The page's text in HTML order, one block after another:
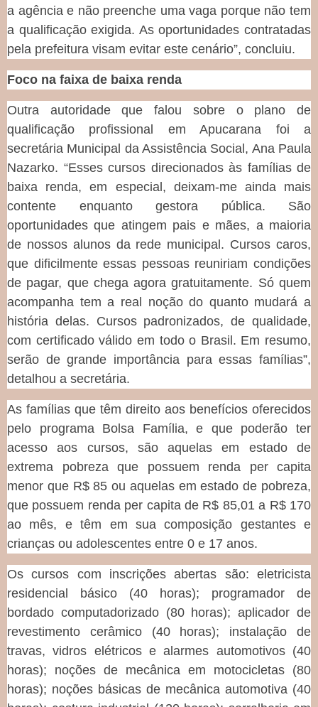
a agência e não preenche uma vaga porque não tem
a qualificação exigida. As oportunidades contratadas
pela prefeitura visam evitar este cenário”, concluiu.
Foco na faixa de baixa renda
Outra autoridade que falou sobre o plano de
qualificação profissional em Apucarana foi a
secretária Municipal da Assistência Social, Ana Paula
Nazarko. “Esses cursos direcionados às famílias de
baixa renda, em especial, deixam-me ainda mais
contente enquanto gestora pública. São
oportunidades que atingem pais e mães, a maioria
de nossos alunos da rede municipal. Cursos caros,
que dificilmente essas pessoas reuniriam condições
de pagar, que chega agora gratuitamente. Só quem
acompanha tem a real noção do quanto mudará a
história delas. Cursos padronizados, de qualidade,
com certificado válido em todo o Brasil. Em resumo,
serão de grande importância para essas famílias”,
detalhou a secretária.
As famílias que têm direito aos benefícios oferecidos
pelo programa Bolsa Família, e que poderão ter
acesso aos cursos, são aquelas em estado de
extrema pobreza que possuem renda per capita
menor que R$ 85 ou aquelas em estado de pobreza,
que possuem renda per capita de R$ 85,01 a R$ 170
ao mês, e têm em sua composição gestantes e
crianças ou adolescentes entre 0 e 17 anos.
Os cursos com inscrições abertas são: eletricista
residencial básico (40 horas); programador de
bordado computadorizado (80 horas); aplicador de
revestimento cerâmico (40 horas); instalação de
travas, vidros elétricos e alarmes automotivos (40
horas); noções de mecânica em motocicletas (80
horas); noções básicas de mecânica automotiva (40